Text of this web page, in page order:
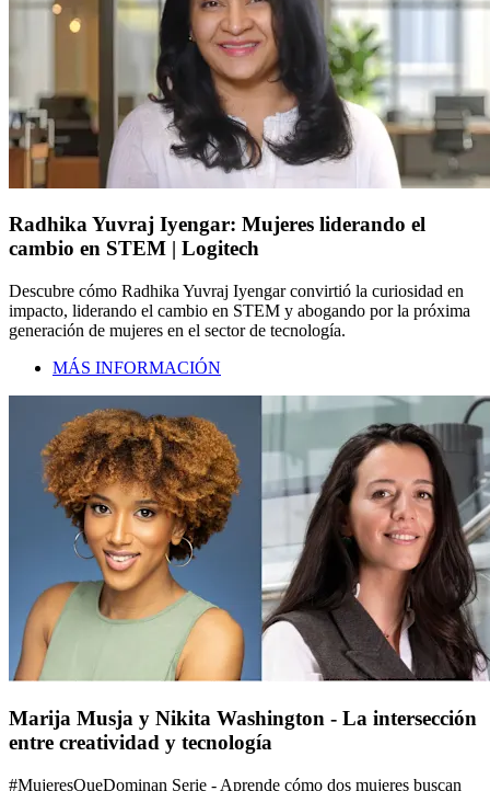
Radhika Yuvraj Iyengar: Mujeres liderando el
cambio en STEM | Logitech
Descubre cómo Radhika Yuvraj Iyengar convirtió la curiosidad en
impacto, liderando el cambio en STEM y abogando por la próxima
generación de mujeres en el sector de tecnología.
MÁS INFORMACIÓN
Marija Musja y Nikita Washington - La intersección
entre creatividad y tecnología
#MujeresQueDominan Serie - Aprende cómo dos mujeres buscan